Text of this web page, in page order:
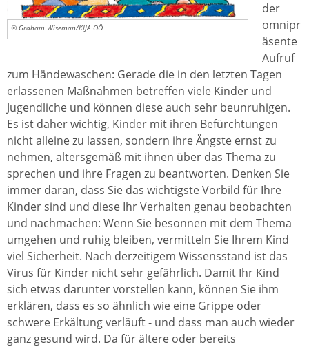
© Graham Wiseman/KIJA OÖ
der
omnipr
äsente
Aufruf
zum Händewaschen: Gerade die in den letzten Tagen
erlassenen Maßnahmen betreffen viele Kinder und
Jugendliche und können diese auch sehr beunruhigen.
Es ist daher wichtig, Kinder mit ihren Befürchtungen
nicht alleine zu lassen, sondern ihre Ängste ernst zu
nehmen, altersgemäß mit ihnen über das Thema zu
sprechen und ihre Fragen zu beantworten. Denken Sie
immer daran, dass Sie das wichtigste Vorbild für Ihre
Kinder sind und diese Ihr Verhalten genau beobachten
und nachmachen: Wenn Sie besonnen mit dem Thema
umgehen und ruhig bleiben, vermitteln Sie Ihrem Kind
viel Sicherheit. Nach derzeitigem Wissensstand ist das
Virus für Kinder nicht sehr gefährlich. Damit Ihr Kind
sich etwas darunter vorstellen kann, können Sie ihm
erklären, dass es so ähnlich wie eine Grippe oder
schwere Erkältung verläuft - und dass man auch wieder
ganz gesund wird. Da für ältere oder bereits